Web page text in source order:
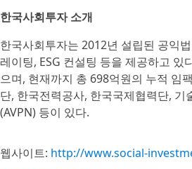
한국사회투자 소개
한국사회투자는 2012년 설립된 공익
레이팅, ESG 컨설팅 등을 제공하고
으며, 현재까지 총 698억원의 누적 임
단, 한국전력공사, 한국국제협력단,
(AVPN) 등이 있다.
웹사이트: http://www.social-